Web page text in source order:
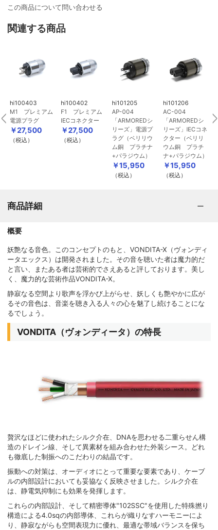
この商品について問い合わせる
関連する商品
hi100403
M1 プレミアム
電源プラグ
￥27,500
（税込）
hi100402
F1 プレミアム
IECコネクター
￥27,500
（税込）
hi101205
AP-004
「ARMOREDシ
リーズ」電源プ
ラグ（ベリリウ
ム銅 プラチナ
+パラジウム）
￥15,950
（税込）
hi101206
AC-004
「ARMOREDシ
リーズ」IECコネ
クター（ベリリ
ウム銅 プラチ
ナ+パラジウム）
￥15,950
（税込）
商品詳細
概要
妖艶なる音色。このコンセプトのもと、VONDITA-X（ヴォンディ
ータエックス）は開発されました。その音を聴いた者は魔力的だ
と言い、またある者は芸術的でさえあると評しております。美し
く、魔力的な芸術作品VONDITA-X。
静寂なる空間より歌声を浮かび上がらせ、妖しくも艶やかに広が
るその音色は、音楽を聴き入る人々の心を魅了し続けることにな
るでしょう。
VONDITA（ヴォンディータ）の特長
贅沢なほどに使われたシルク介在、DNAを思わせる二重らせん構
造のドレイン線、そして異素材を組み合わせた外装シース。どれ
も徹底した制振へのこだわりの結晶です。
振動への対策は、オーディオにとって重要な要素であり、ケーブ
ルの内部設計においても妥協なく反映させました。シルク介在
は、静電気抑制にも効果を発揮します。
これらの内部設計、そして精密導体"102SSC"を使用した特殊撚り
構造による4.0sqの内部導体、これらが織りなすハーモニーによ
り、静寂ながらも空間表現力に優れ、最適な帯域バランスを保ち